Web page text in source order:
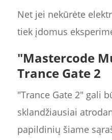
Net jei nekūrėte
tiek įdomus
"Mastercode
Trance Gate 2
"Trance Gate 2" gali
sklandžiausiai
papildinių šiame